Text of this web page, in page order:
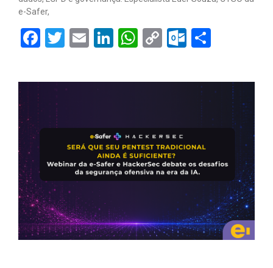
e-Safer,
Facebook
Twitter
EmailLinkedIn
WhatsApp
Copy